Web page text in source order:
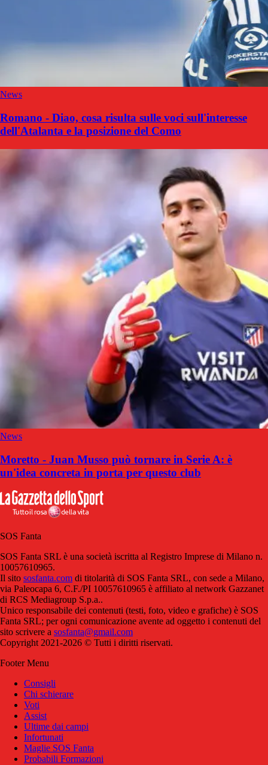
News
Romano - Diao, cosa risulta sulle voci sull'interesse
dell'Atalanta e la posizione del Como
News
Moretto - Juan Musso può tornare in Serie A: è
un'idea concreta in porta per questo club
SOS Fanta
SOS Fanta SRL è una società iscritta al Registro Imprese di Milano n.
10057610965.
Il sito sosfanta.com di titolarità di SOS Fanta SRL, con sede a Milano,
via Paleocapa 6, C.F./PI 10057610965 è affiliato al network Gazzanet
di RCS Mediagroup S.p.a..
Unico responsabile dei contenuti (testi, foto, video e grafiche) è SOS
Fanta SRL; per ogni comunicazione avente ad oggetto i contenuti del
sito scrivere a sosfanta@gmail.com
Copyright 2021-2026 © Tutti i diritti riservati.
Footer Menu
Consigli
Chi schierare
Voti
Assist
Ultime dai campi
Infortunati
Maglie SOS Fanta
Probabili Formazioni